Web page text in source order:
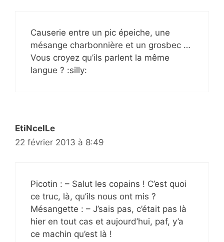
Causerie entre un pic épeiche, une
mésange charbonnière et un grosbec …
Vous croyez qu’ils parlent la même
langue ? :silly:
EtiNcelLe
22 février 2013 à 8:49
Picotin : – Salut les copains ! C’est quoi
ce truc, là, qu’ils nous ont mis ?
Mésangette : – J’sais pas, c’était pas là
hier en tout cas et aujourd’hui, paf, y’a
ce machin qu’est là !